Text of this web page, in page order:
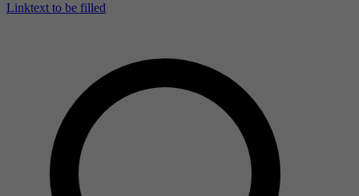
Linktext to be filled